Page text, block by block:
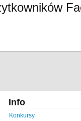
Info
Konkursy